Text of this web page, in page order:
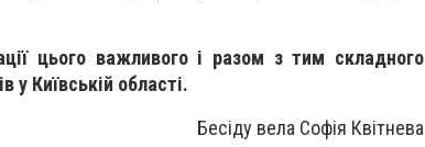
цього важливого і разом з тим складного
у Київській області.
Бесіду вела Софія Квітнева